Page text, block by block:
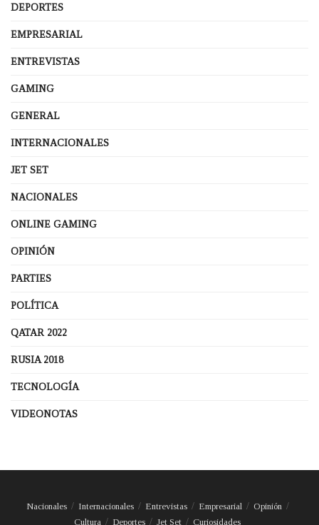
DEPORTES
EMPRESARIAL
ENTREVISTAS
GAMING
GENERAL
INTERNACIONALES
JET SET
NACIONALES
ONLINE GAMING
OPINIÓN
PARTIES
POLÍTICA
QATAR 2022
RUSIA 2018
TECNOLOGÍA
VIDEONOTAS
Nacionales Internacionales Entrevistas Empresarial
Opinión
Cultura
Deportes Jet Set Curiosidades